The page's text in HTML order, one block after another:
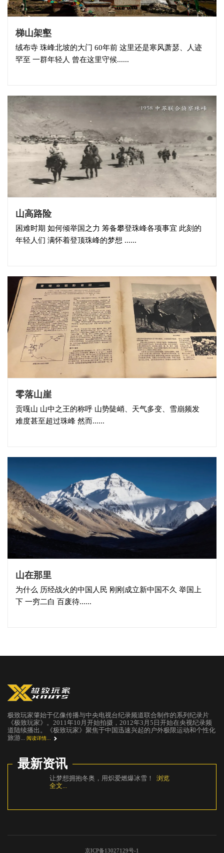
梯山架壑
绒布寺 珠峰北坡的大门 60年前 这里还是寒风萧瑟、人迹
罕至 一群年轻人 曾在这里守候......
山高路险
困难时期 如何倾举国之力 筹备攀登珠峰各项事宜 此刻的
年轻人们 满怀着登顶珠峰的梦想 ......
零落山崖
贡嘎山 山中之王的称呼 山势陡峭、天气多变、雪崩频发
难度甚至超过珠峰 然而......
山在那里
为什么 历经战火的中国人民 刚刚成立新中国不久 举国上
下 一穷二白 百废待......
极致玩家肇始于亿像传播与中央电视台纪录频道联合制作的系列纪录片
《极致玩家》。2011年10月开始拍摄，2012年3月5日开始在央视纪录频
道陆续播出。《极致玩家》聚焦于中国迅速兴起的户外极限运动和个性化
旅游... 阅读详情...
最新资讯
让梦想拥抱冬奥，用炽爱燃爆冰雪！ 浏览
全文...
京ICP备13027129号-1